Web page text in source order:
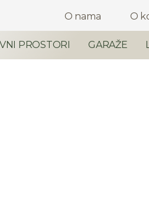
O nama O
PROSTORI GARAŽE